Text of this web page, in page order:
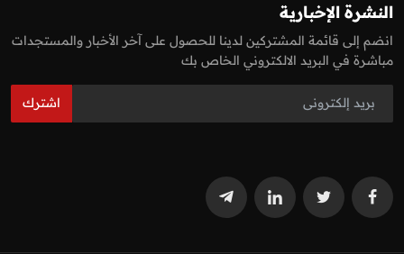
النشرة الإخبارية
انضم إلى قائمة المشتركين لدينا للحصول على آخر الأخبار والمستجدات
مباشرة في البريد الالكتروني الخاص بك
اشترك